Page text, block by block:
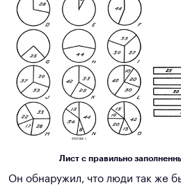
Лист с правильно
Он обнаружил, что люди так же